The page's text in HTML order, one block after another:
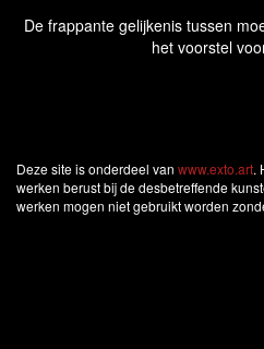
De frappante gelijkenis tussen
het voorstel
Deze site is onderdeel van www.exto.art.
werken berust bij de desbetreffende
werken mogen niet gebruikt worden